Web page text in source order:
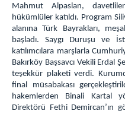
Duruşma Salonu
Marmara Ceza İnfaz
Kampüs Fatih İlk Öğretim
Araç Sevk Amirliği
Isı Merkezi
Kampüs Genel
İş Yurtları
Mahmut Alpaslan,
hükümlüler katıldı. Program
alanına Türk Bayrakları,
başladı. Saygı Duruşu ve
katılımcılara marşlarla
Bakırköy Başsavcı Vekili Erdal
teşekkür plaketi verdi.
final müsabakası
hakemlerden Binali Kartal
Direktörü Fethi Demircan’ın